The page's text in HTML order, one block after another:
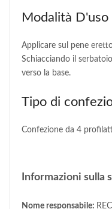
Modalità D'uso
Applicare sul pene
Schiacciando il
verso la base.
Tipo di
Confezione da 4
Informazioni sulla
Nome responsabile: